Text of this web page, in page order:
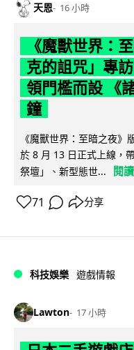
天恩 16 小時
《魔獸世界：
克的詛咒」專
領門檻而設 《
鐘
《魔獸世界：至暗之夜
於 8 月 13 日正式上線，
祭壇」、新型態世...
閱
71 分享
科技娛樂 遊戲情報
Lawton 17 小時